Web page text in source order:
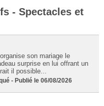
- Spectacles et
son mariage le
surprise en lui offrant un
il possible...
- Publié le 06/08/2026